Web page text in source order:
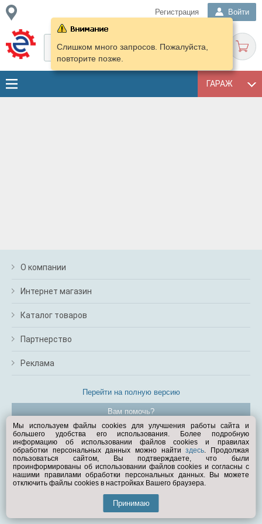
Регистрация Войти
ГАРАЖ
Слишком много запросов. Пожалуйста,
повторите позже.
О компании
Интернет магазин
Каталог товаров
Партнерство
Реклама
Перейти на полную версию
Вам помочь?
© Exist.ru 1998—2026
Мы используем файлы cookies для улучшения работы сайта и
большего удобства его использования. Более подробную
информацию об использовании файлов cookies и правилах
обработки персональных данных можно найтиздесь. Продолжая
пользоваться сайтом, Вы подтверждаете, что были
проинформированы об использовании файлов cookies и согласны с
нашими правилами обработки персональных данных. Вы можете
отключить файлы cookies в настройках Вашего браузера.
Принимаю